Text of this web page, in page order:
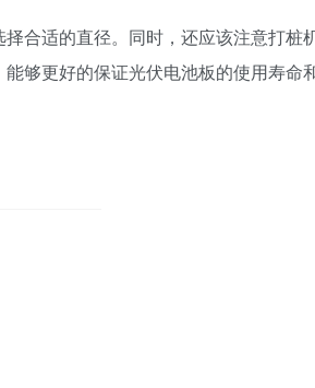
合适的直径。同时，还应该注意打桩
够更好的保证光伏电池板的使用寿命